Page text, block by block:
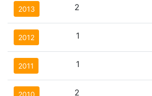
2013 2
2012 1
2011 1
2010 2